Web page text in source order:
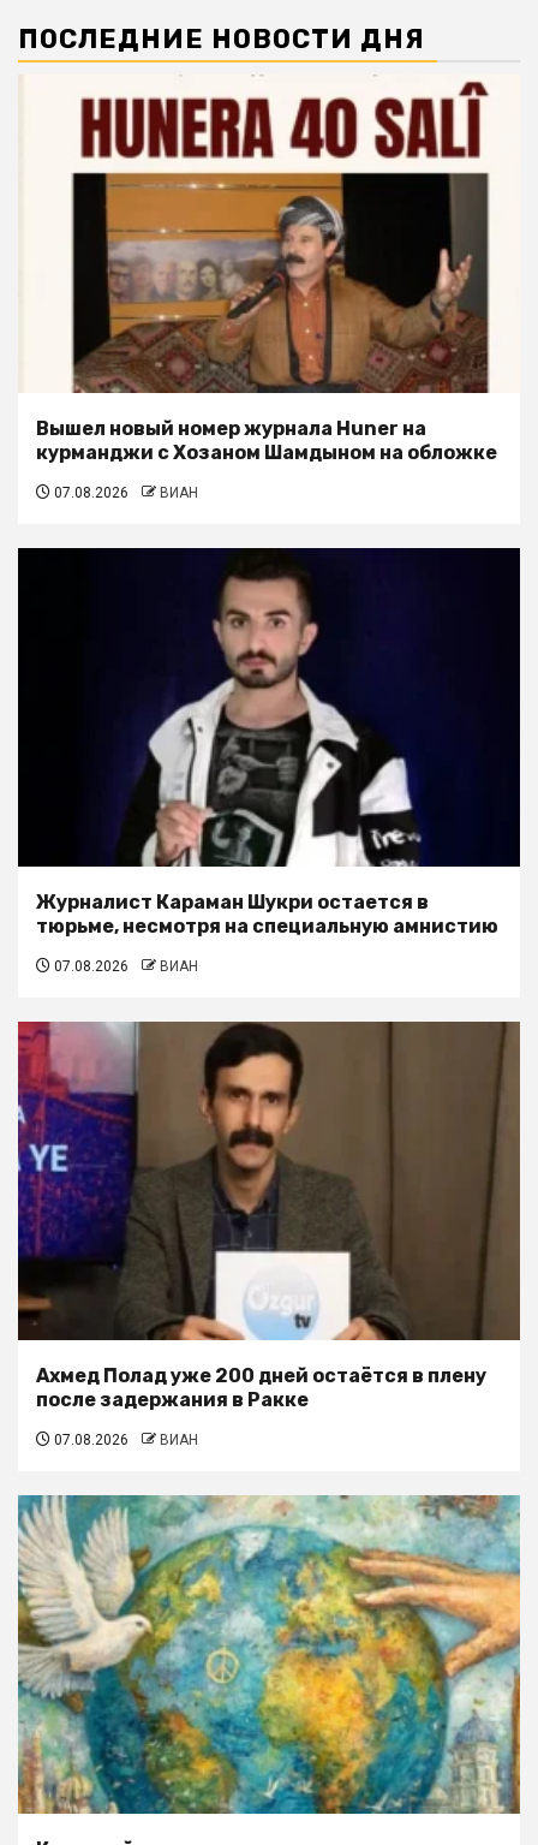
ПОСЛЕДНИЕ НОВОСТИ ДНЯ
Вышел новый номер журнала Huner на
курманджи с Хозаном Шамдыном на обложке
07.08.2026 ВИАН
Журналист Караман Шукри остается в
тюрьме, несмотря на специальную амнистию
07.08.2026 ВИАН
Ахмед Полад уже 200 дней остаётся в плену
после задержания в Ракке
07.08.2026 ВИАН